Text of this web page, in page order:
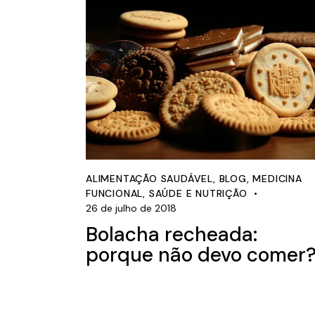
ALIMENTAÇÃO SAUDÁVEL, BLOG,MEDICINA
FUNCIONAL, SAÚDE E NUTRIÇÃO
26 de julho de 2018
Bolacha recheada:
porque não devo